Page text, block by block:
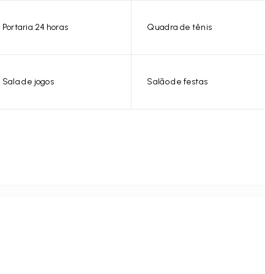
Portaria 24 horas Quadra de tênis
Sala de jogos Salão de festas